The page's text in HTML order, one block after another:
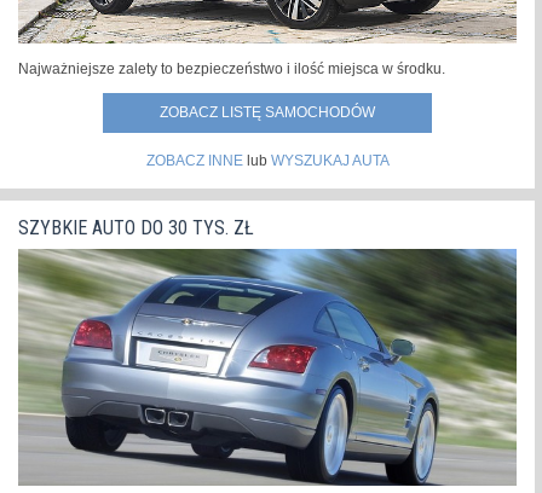
Najważniejsze zalety to bezpieczeństwo i ilość miejsca w środku.
ZOBACZ LISTĘ SAMOCHODÓW
ZOBACZ INNElub WYSZUKAJ AUTA
SZYBKIE AUTO DO 30 TYS. ZŁ